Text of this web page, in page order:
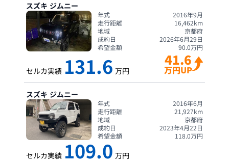
スズキ ジムニー
年式
2016年9月
走行距離
16,462km
地域
京都府
成約日
2026年6月29日
希望金額
90.0万円
セルカ実績 131.6 万円
41.6
万円UP
スズキ ジムニー
年式
2016年6月
走行距離
21,927km
地域
京都府
成約日
2023年4月22日
希望金額
118.0万円
セルカ実績 109.0 万円